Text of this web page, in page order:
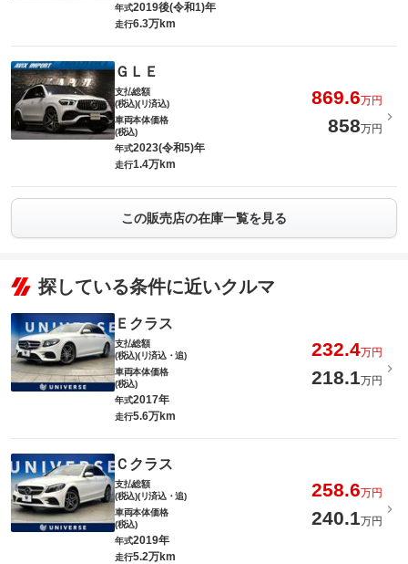
年式2019後(令和1)年
走行6.3万km
ＧＬＥ
支払総額
(税込)(リ済込)
869.6万円
車両本体価格
(税込)
858万円
年式2023(令和5)年
走行1.4万km
この販売店の在庫一覧を見る
探している条件に近いクルマ
Ｅクラス
支払総額
(税込)(リ済込・追)
232.4万円
車両本体価格
(税込)
218.1万円
年式2017年
走行5.6万km
Ｃクラス
支払総額
(税込)(リ済込・追)
258.6万円
車両本体価格
(税込)
240.1万円
年式2019年
走行5.2万km